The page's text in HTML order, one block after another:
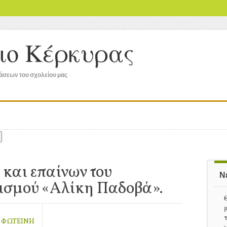
Κέρκυρας
του σχολείου μας
επαίνων του
«Αλίκη Παδοβά».